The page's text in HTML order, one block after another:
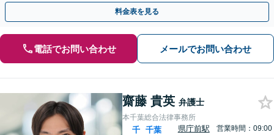
立っております。元塾講師・お子様に関するご相談も注力
料金表を見る
電話でお問い合わせ メールでお問い合わせ
齋藤 貴英 弁護士
本千葉総合法律事務所
千 千葉
県庁前駅
営業時間：09:00